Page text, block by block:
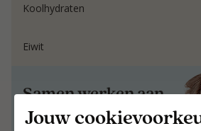
Jouw
Koolhydraten
Eiwit
Samen werken aan
resultaat dat blijft.